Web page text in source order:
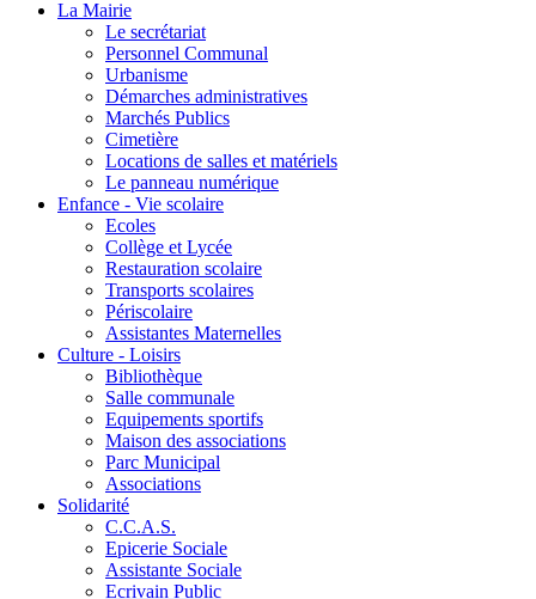
La Mairie
Le secrétariat
Personnel Communal
Urbanisme
Démarches administratives
Marchés Publics
Cimetière
Locations de salles et matériels
Le panneau numérique
Enfance - Vie scolaire
Ecoles
Collège et Lycée
Restauration scolaire
Transports scolaires
Périscolaire
Assistantes Maternelles
Culture - Loisirs
Bibliothèque
Salle communale
Equipements sportifs
Maison des associations
Parc Municipal
Associations
Solidarité
C.C.A.S.
Epicerie Sociale
Assistante Sociale
Ecrivain Public